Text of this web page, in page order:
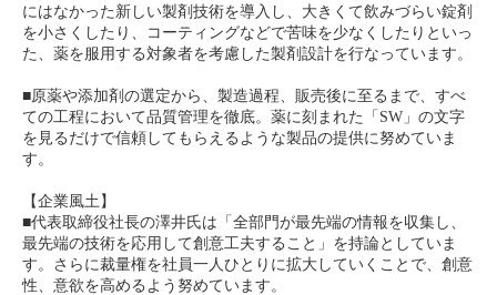
にはなかった新しい製剤技術を導入し、大きくて飲みづらい錠剤
を小さくしたり、コーティングなどで苦味を少なくしたりといっ
た、薬を服用する対象者を考慮した製剤設計を行なっています。
■原薬や添加剤の選定から、製造過程、販売後に至るまで、すべ
ての工程において品質管理を徹底。薬に刻まれた「SW」の文字
を見るだけで信頼してもらえるような製品の提供に努めていま
す。
【企業風土】
■代表取締役社長の澤井氏は「全部門が最先端の情報を収集し、
最先端の技術を応用して創意工夫すること」を持論としていま
す。さらに裁量権を社員一人ひとりに拡大していくことで、創意
性、意欲を高めるよう努めています。